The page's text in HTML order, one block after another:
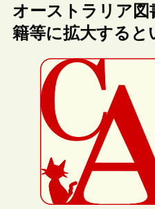
オーストラリア
籍等に拡大すると